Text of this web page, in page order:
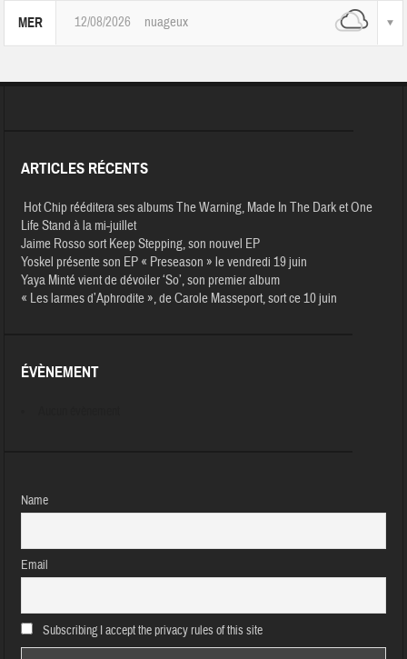
MER 12/08/2026 nuageux
ARTICLES RÉCENTS
Hot Chip rééditera ses albums The Warning, Made In The Dark et One
Life Stand à la mi-juillet
Jaime Rosso sort Keep Stepping, son nouvel EP
Yoskel présente son EP « Preseason » le vendredi 19 juin
Yaya Minté vient de dévoiler ‘So’, son premier album
« Les larmes d’Aphrodite », de Carole Masseport, sort ce 10 juin
ÉVÈNEMENT
Name
Email
Subscribing I accept the privacy rules of this site